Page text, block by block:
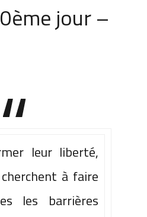
jour –
leur liberté,
à faire
les barrières